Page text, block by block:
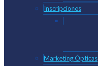
Inscripciones
Marketing Ópticas